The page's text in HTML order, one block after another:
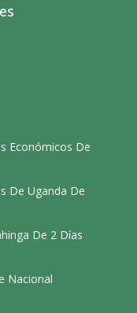
Económicos De
De Uganda De
De 2 Días
Nacional